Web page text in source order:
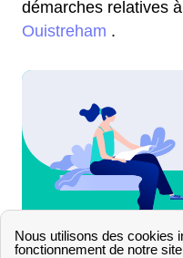
démarches relatives à
Ouistreham .